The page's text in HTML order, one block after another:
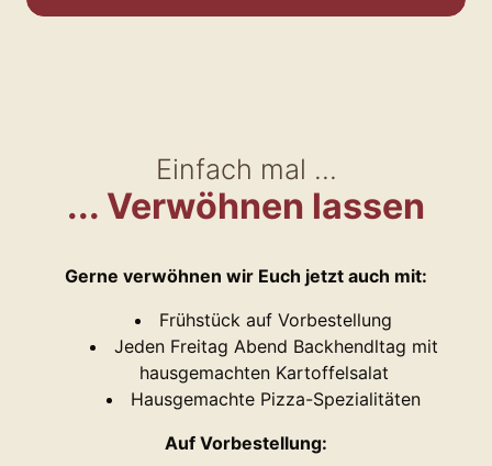
... Verwöhnen lassen
Einfach mal ...
Gerne verwöhnen wir Euch jetzt auch mit:
Frühstück auf Vorbestellung
Jeden Freitag Abend Backhendltag mit
hausgemachten Kartoffelsalat
Hausgemachte Pizza-Spezialitäten
Auf Vorbestellung: